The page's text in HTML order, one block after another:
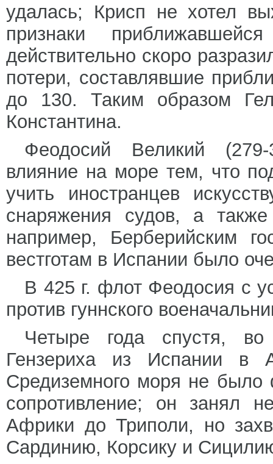
удалась; Крисп не хотел
признаки
действительно скоро
потери, составлявшие
до 130. Таким образом
Константина.
Феодосий Великий
влияние на море тем, что
учить иностранцев
снаряжения судов, а
например, Берберийским
вестготам в Испании было
В 425 г. флот Феодосия с
против гуннского
Четыре года спустя,
Гензериха из Испании в
Средиземного моря не было
сопротивление; он занял
Африки до Триполи, но
Сардинию, Корсику и